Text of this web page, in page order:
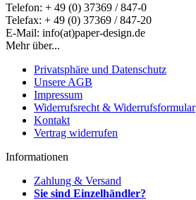
Telefon: + 49 (0) 37369 / 847-0
Telefax: + 49 (0) 37369 / 847-20
E-Mail: info(at)paper-design.de
Mehr über...
Privatsphäre und Datenschutz
Unsere AGB
Impressum
Widerrufsrecht & Widerrufsformular
Kontakt
Vertrag widerrufen
Informationen
Zahlung & Versand
Sie sind Einzelhändler?